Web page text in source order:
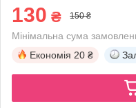
130 ₴ 150 ₴
Мінімальна сума
Економія 20 ₴